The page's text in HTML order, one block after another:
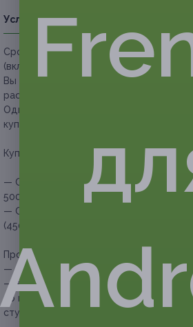
Условия Описание
Срок действия купонов:с 27.12.2020
(включительно).
Вы можете предъявить купон в
распечатанном виде.
Один человек может купить
купонов для себя или в подарок.
Купон действует на следующие виды
— Скидка 50% на оформление бровей
500 руб.)
— Скидка 55% на оформление и
(450 руб. вместо 1000 руб.)
Прочие условия:
— обязательна предварительная
— если участник акции опаздывает
то необходимо предупредить об
студии по телефону.